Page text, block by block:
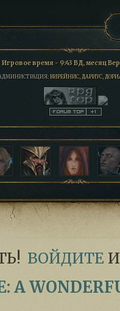
Игровое время - 9:43 ВД, месяц
ВИРЕЙНИС, ДАРИУС,
ВОЙДИТЕ
A